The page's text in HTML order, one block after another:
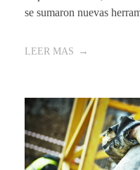
se sumaron nuevas
LEER MAS